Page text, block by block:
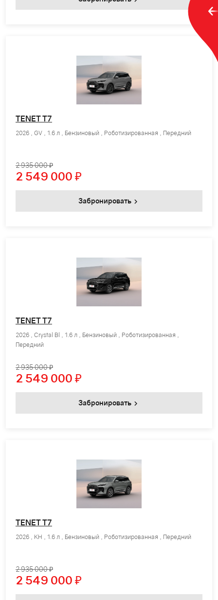
TENET T7
2026 , GV , 1.6 л , Бензиновый , Роботизированная , Передний
2 935 000 ₽
2 549 000 ₽
Забронировать
TENET T7
2026 , Crystal Bl , 1.6 л , Бензиновый , Роботизированная ,
Передний
2 935 000 ₽
2 549 000 ₽
Забронировать
TENET T7
2026 , KH , 1.6 л , Бензиновый , Роботизированная , Передний
2 935 000 ₽
2 549 000 ₽